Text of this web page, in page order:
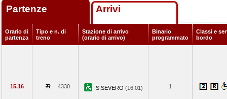
Partenze Arrivi
Orario di
partenza
Tipo e n. di
treno
Stazione di arrivo
(orario di arrivo)
Binario
programmato
Classi e
bordo
15.16 4330 S.SEVERO (16.01) 1